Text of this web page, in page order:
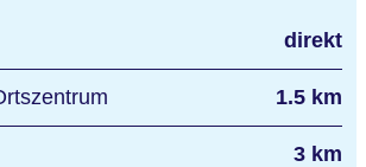
direkt
1.5 km
3 km